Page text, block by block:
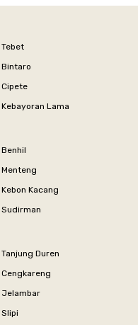
Lama
Kacang
Duren
Jelambar